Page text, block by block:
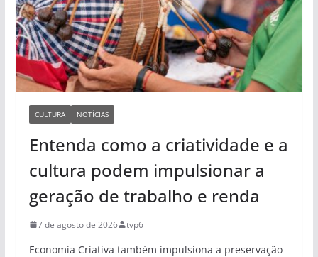
CULTURA NOTÍCIAS
Entenda como a criatividade e a
cultura podem impulsionar a
geração de trabalho e renda
7 de agosto de 2026 tvp6
Economia Criativa também impulsiona a preservação